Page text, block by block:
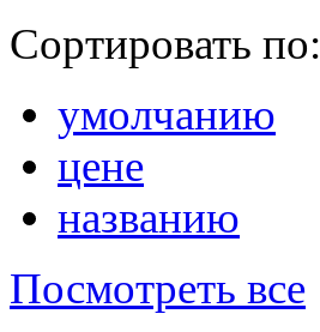
Сортировать по:
умолчанию
цене
названию
Посмотреть все